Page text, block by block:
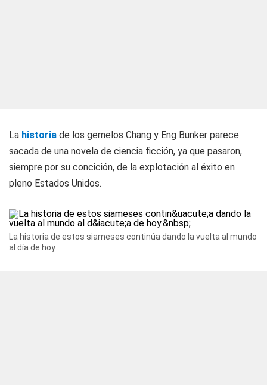
La historia de los gemelos Chang y Eng Bunker parece
sacada de una novela de ciencia ficción, ya que pasaron,
siempre por su concición, de la explotación al éxito en
pleno Estados Unidos.
La historia de estos siameses continúa dando la vuelta al mundo
al día de hoy.